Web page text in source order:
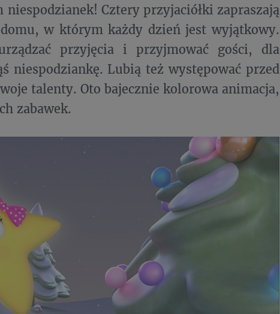
Cztery przyjaciółki zapraszają
domu, w którym każdy dzień jest wyjątkowy.
przyjęcia i przyjmować gości, dla
niespodziankę. Lubią też występować przed
talenty. Oto bajecznie kolorowa animacja,
zabawek.